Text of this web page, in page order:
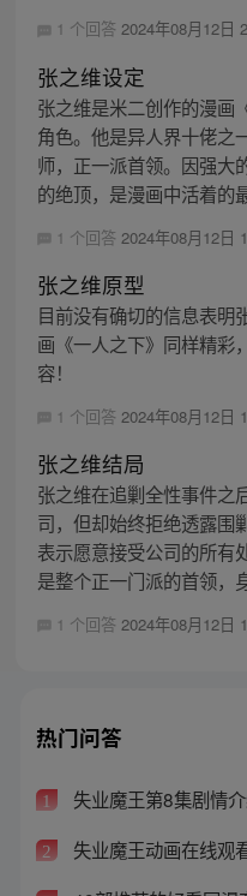
1 个回答 2024年08月12日
张之维设定
张之维是米二创作的漫画
角色。他是异人界十佬之
师，正一派首领。因强大
的绝顶，是漫画中活着的
1 个回答 2024年08月12日
张之维原型
目前没有确切的信息表明
画《一人之下》同样精彩
容！
1 个回答 2024年08月12日
张之维结局
张之维在追剿全性事件之
司，但却始终拒绝透露围
表示愿意接受公司的所有
是整个正一门派的首领，
1 个回答 2024年08月12日
热门问答
1 失业魔王第8集剧情
2 失业魔王动画在线观